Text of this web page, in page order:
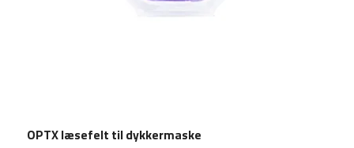
OPTX læsefelt til dykkermaske